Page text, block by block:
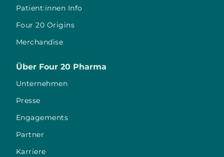
Patient:innen Info
Four 20 Origins
Merchandise
Über Four 20 Pharma
Unternehmen
Presse
Engagements
Partner
Karriere